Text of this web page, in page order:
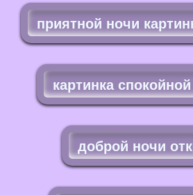
приятной ночи
картинка
доброй ночи